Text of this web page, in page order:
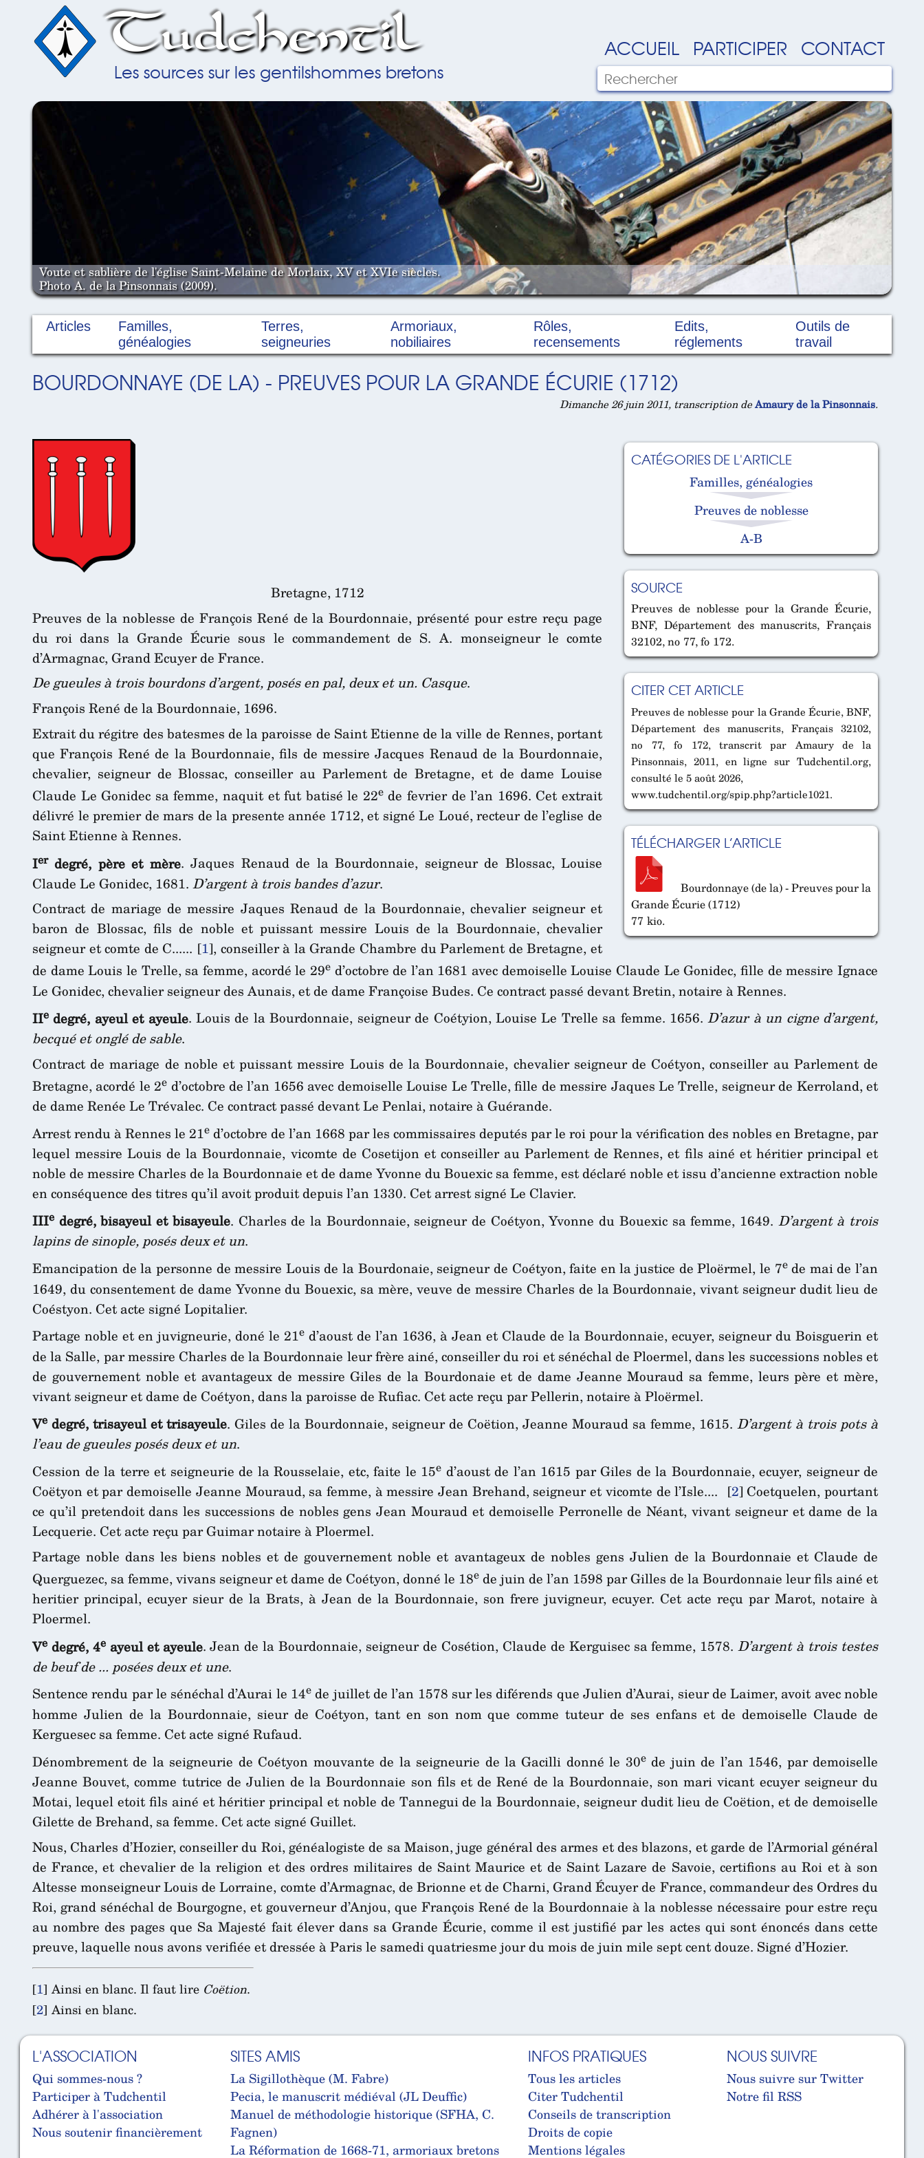
Tudchentil
Les sources sur les gentilshommes bretons
ACCUEIL PARTICIPER CONTACT
Voute et sablière de l'église Saint-Melaine de Morlaix, XV et XVIe siècles.
Photo A. de la Pinsonnais (2009).
Articles
Familles,
généalogies
Terres,
seigneuries
Armoriaux,
nobiliaires
Rôles,
recensements
Edits,
réglements
Outils de
travail
BOURDONNAYE (DE LA) - PREUVES POUR LA GRANDE ÉCURIE (1712)
Dimanche 26 juin 2011, transcription deAmaury de la Pinsonnais.
CATÉGORIES DE L'ARTICLE
Familles, généalogies
Preuves de noblesse
A-B
SOURCE
Preuves de noblesse pour la Grande Écurie,
BNF, Département des manuscrits, Français
32102, no 77, fo 172.
CITER CET ARTICLE
Preuves de noblesse pour la Grande Écurie, BNF,
Département des manuscrits, Français 32102,
no 77, fo 172, transcrit par Amaury de la
Pinsonnais, 2011, en ligne sur Tudchentil.org,
consulté le 5 août 2026,
www.tudchentil.org/spip.php?article1021.
TÉLÉCHARGER L’ARTICLE
Bourdonnaye (de la) - Preuves pour la
Grande Écurie (1712)
77 kio.
Bretagne, 1712
Preuves de la noblesse de François René de la Bourdonnaie, présenté pour estre reçu page
du roi dans la Grande Écurie sous le commandement de S. A. monseigneur le comte
d’Armagnac, Grand Ecuyer de France.
De gueules à trois bourdons d’argent, posés en pal, deux et un. Casque.
François René de la Bourdonnaie, 1696.
Extrait du régitre des batesmes de la paroisse de Saint Etienne de la ville de Rennes, portant
que François René de la Bourdonnaie, fils de messire Jacques Renaud de la Bourdonnaie,
chevalier, seigneur de Blossac, conseiller au Parlement de Bretagne, et de dame Louise
Claude Le Gonidec sa femme, naquit et fut batisé le 22ede fevrier de l’an 1696. Cet extrait
délivré le premier de mars de la presente année 1712, et signé Le Loué, recteur de l’eglise de
Saint Etienne à Rennes.
Ierdegré, père et mère. Jaques Renaud de la Bourdonnaie, seigneur de Blossac, Louise
Claude Le Gonidec, 1681. D’argent à trois bandes d’azur.
Contract de mariage de messire Jaques Renaud de la Bourdonnaie, chevalier seigneur et
baron de Blossac, fils de noble et puissant messire Louis de la Bourdonnaie, chevalier
seigneur et comte de C...... [1], conseiller à la Grande Chambre du Parlement de Bretagne, et
de dame Louis le Trelle, sa femme, acordé le 29ed’octobre de l’an 1681 avec demoiselle Louise Claude Le Gonidec, fille de messire Ignace
Le Gonidec, chevalier seigneur des Aunais, et de dame Françoise Budes. Ce contract passé devant Bretin, notaire à Rennes.
IIe degré, ayeul et ayeule. Louis de la Bourdonnaie, seigneur de Coétyion, Louise Le Trelle sa femme. 1656.D’azur à un cigne d’argent,
becqué et onglé de sable.
Contract de mariage de noble et puissant messire Louis de la Bourdonnaie, chevalier seigneur de Coétyon, conseiller au Parlement de
Bretagne, acordé le 2e d’octobre de l’an 1656 avec demoiselle Louise Le Trelle, fille de messire Jaques Le Trelle, seigneur de Kerroland, et
de dame Renée Le Trévalec. Ce contract passé devant Le Penlai, notaire à Guérande.
Arrest rendu à Rennes le 21e d’octobre de l’an 1668 par les commissaires deputés par le roi pour la vérification des nobles en Bretagne, par
lequel messire Louis de la Bourdonnaie, vicomte de Cosetijon et conseiller au Parlement de Rennes, et fils ainé et héritier principal et
noble de messire Charles de la Bourdonnaie et de dame Yvonne du Bouexic sa femme, est déclaré noble et issu d’ancienne extraction noble
en conséquence des titres qu’il avoit produit depuis l’an 1330. Cet arrest signé Le Clavier.
IIIe degré, bisayeul et bisayeule. Charles de la Bourdonnaie, seigneur de Coétyon, Yvonne du Bouexic sa femme, 1649. D’argent à trois
lapins de sinople, posés deux et un.
Emancipation de la personne de messire Louis de la Bourdonaie, seigneur de Coétyon, faite en la justice de Ploërmel, le 7ede mai de l’an
1649, du consentement de dame Yvonne du Bouexic, sa mère, veuve de messire Charles de la Bourdonnaie, vivant seigneur dudit lieu de
Coéstyon. Cet acte signé Lopitalier.
Partage noble et en juvigneurie, doné le 21e d’aoust de l’an 1636, à Jean et Claude de la Bourdonnaie, ecuyer, seigneur du Boisguerin et
de la Salle, par messire Charles de la Bourdonnaie leur frère ainé, conseiller du roi et sénéchal de Ploermel, dans les successions nobles et
de gouvernement noble et avantageux de messire Giles de la Bourdonaie et de dame Jeanne Mouraud sa femme, leurs père et mère,
vivant seigneur et dame de Coétyon, dans la paroisse de Rufiac. Cet acte reçu par Pellerin, notaire à Ploërmel.
Ve degré, trisayeul et trisayeule. Giles de la Bourdonnaie, seigneur de Coëtion, Jeanne Mouraud sa femme, 1615. D’argent à trois pots à
l’eau de gueules posés deux et un.
Cession de la terre et seigneurie de la Rousselaie, etc, faite le 15e d’aoust de l’an 1615 par Giles de la Bourdonnaie, ecuyer, seigneur de
Coëtyon et par demoiselle Jeanne Mouraud, sa femme, à messire Jean Brehand, seigneur et vicomte de l’Isle.... [2] Coetquelen, pourtant
ce qu’il pretendoit dans les successions de nobles gens Jean Mouraud et demoiselle Perronelle de Néant, vivant seigneur et dame de la
Lecquerie. Cet acte reçu par Guimar notaire à Ploermel.
Partage noble dans les biens nobles et de gouvernement noble et avantageux de nobles gens Julien de la Bourdonnaie et Claude de
Querguezec, sa femme, vivans seigneur et dame de Coétyon, donné le 18e de juin de l’an 1598 par Gilles de la Bourdonnaie leur fils ainé et
heritier principal, ecuyer sieur de la Brats, à Jean de la Bourdonnaie, son frere juvigneur, ecuyer. Cet acte reçu par Marot, notaire à
Ploermel.
Ve degré, 4eayeul et ayeule. Jean de la Bourdonnaie, seigneur de Cosétion, Claude de Kerguisec sa femme, 1578.D’argent à trois testes
de beuf de ... posées deux et une.
Sentence rendu par le sénéchal d’Aurai le 14e de juillet de l’an 1578 sur les diférends que Julien d’Aurai, sieur de Laimer, avoit avec noble
homme Julien de la Bourdonnaie, sieur de Coétyon, tant en son nom que comme tuteur de ses enfans et de demoiselle Claude de
Kerguesec sa femme. Cet acte signé Rufaud.
Dénombrement de la seigneurie de Coétyon mouvante de la seigneurie de la Gacilli donné le 30ede juin de l’an 1546, par demoiselle
Jeanne Bouvet, comme tutrice de Julien de la Bourdonnaie son fils et de René de la Bourdonnaie, son mari vicant ecuyer seigneur du
Motai, lequel etoit fils ainé et héritier principal et noble de Tannegui de la Bourdonnaie, seigneur dudit lieu de Coëtion, et de demoiselle
Gilette de Brehand, sa femme. Cet acte signé Guillet.
Nous, Charles d’Hozier, conseiller du Roi, généalogiste de sa Maison, juge général des armes et des blazons, et garde de l’Armorial général
de France, et chevalier de la religion et des ordres militaires de Saint Maurice et de Saint Lazare de Savoie, certifions au Roi et à son
Altesse monseigneur Louis de Lorraine, comte d’Armagnac, de Brionne et de Charni, Grand Écuyer de France, commandeur des Ordres du
Roi, grand sénéchal de Bourgogne, et gouverneur d’Anjou, que François René de la Bourdonnaie à la noblesse nécessaire pour estre reçu
au nombre des pages que Sa Majesté fait élever dans sa Grande Écurie, comme il est justifié par les actes qui sont énoncés dans cette
preuve, laquelle nous avons verifiée et dressée à Paris le samedi quatriesme jour du mois de juin mile sept cent douze. Signé d’Hozier.
[1]Ainsi en blanc. Il faut lire Coëtion.
[2]Ainsi en blanc.
L'ASSOCIATION
Qui sommes-nous ?
Participer à Tudchentil
Adhérer à l'association
Nous soutenir financièrement
SITES AMIS
La Sigillothèque (M. Fabre)
Pecia, le manuscrit médiéval (JL Deuffic)
Manuel de méthodologie historique (SFHA, C.
Fagnen)
La Réformation de 1668-71, armoriaux bretons
INFOS PRATIQUES
Tous les articles
Citer Tudchentil
Conseils de transcription
Droits de copie
Mentions légales
NOUS SUIVRE
Nous suivre sur Twitter
Notre fil RSS